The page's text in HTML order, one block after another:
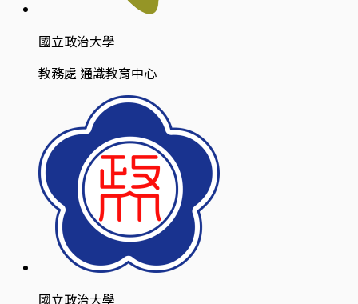
國立政治大學
教務處 通識教育中心
國立政治大學